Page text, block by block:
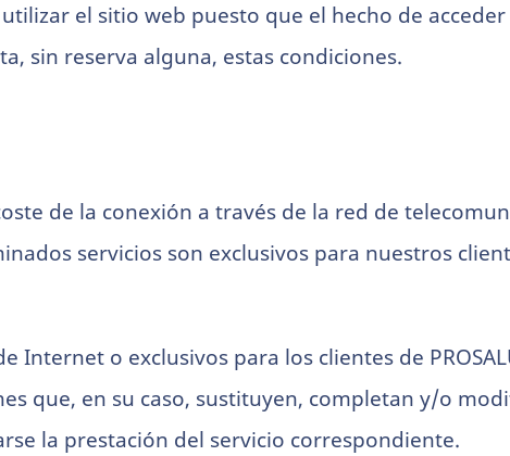
el sitio web puesto que el hecho de
sin reserva alguna, estas condiciones.
de la conexión a través de la red de
servicios son exclusivos para nuestros
o exclusivos para los clientes de
que, en su caso, sustituyen, completan y/o
la prestación del servicio correspondiente.